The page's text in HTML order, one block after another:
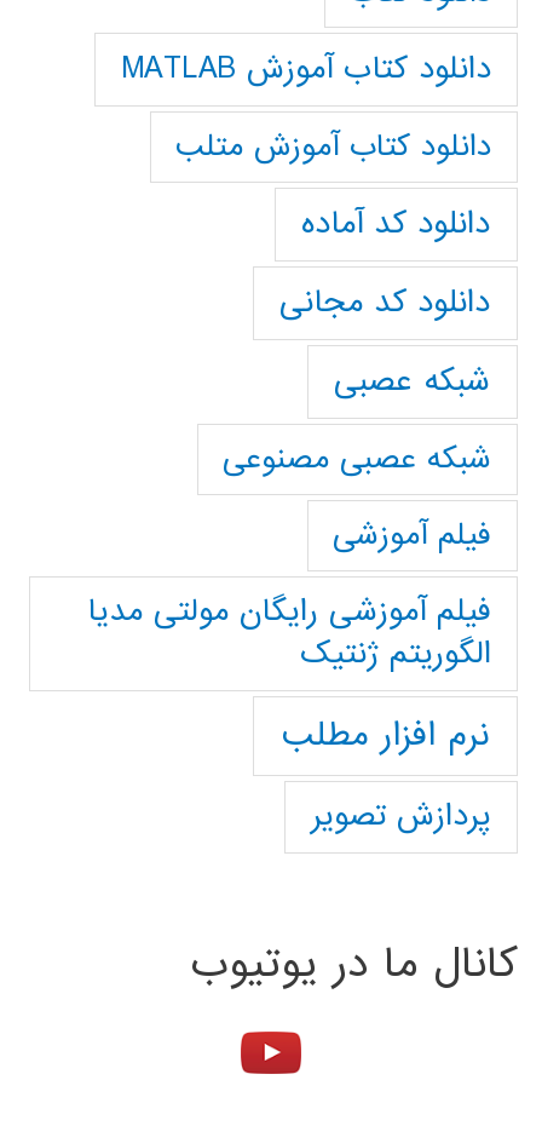
دانلود کتاب آموزش MATLAB
دانلود کتاب آموزش متلب
دانلود کد آماده
دانلود کد مجانی
شبکه عصبی
شبکه عصبی مصنوعی
فیلم آموزشی
فیلم آموزشی رایگان مولتی مدیا
الگوریتم ژنتیک
نرم افزار مطلب
پردازش تصویر
کانال ما در یوتیوب